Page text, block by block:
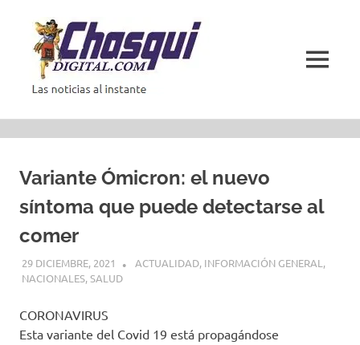
contenido
MENÚ
Variante Ómicron: el nuevo
síntoma que puede detectarse al
comer
29 DICIEMBRE, 2021 ACTUALIDAD, INFORMACIÓN GENERAL ,
NACIONALES,SALUD
CORONAVIRUS
Esta variante del Covid 19 está propagándose